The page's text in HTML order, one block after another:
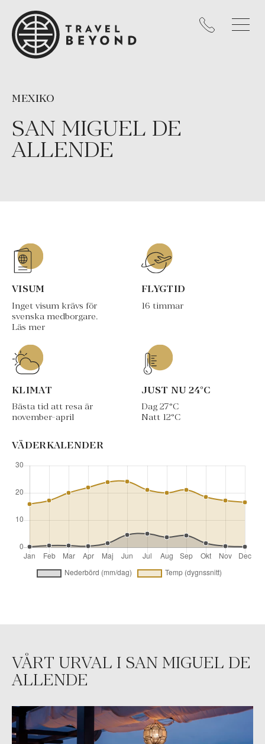
SAN MIGUEL DE
ALLENDE
MEXIKO
VISUM
Inget visum krävs för
svenska medborgare.
Läs mer
FLYGTID
16 timmar
KLIMAT
Bästa tid att resa är
november-april
JUST NU 24°C
Dag 27°C
Natt 12°C
VÄDERKALENDER
VÅRT URVAL I SAN MIGUEL DE
ALLENDE